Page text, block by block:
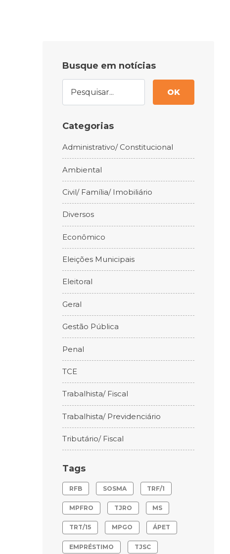
Busque em notícias
OK
Categorias
Administrativo/ Constitucional
Ambiental
Civil/ Família/ Imobiliário
Diversos
Econômico
Eleições Municipais
Eleitoral
Geral
Gestão Pública
Penal
TCE
Trabalhista/ Fiscal
Trabalhista/ Previdenciário
Tributário/ Fiscal
Tags
RFB SOSMA TRF/1
MPFRO TJRO MS
TRT/15 MPGO ÁPET
EMPRÉSTIMO TJSC